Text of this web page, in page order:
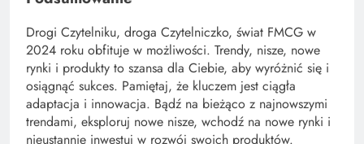
Drogi Czytelniku, droga Czytelniczko, świat FMCG w
2024 roku obfituje w możliwości. Trendy, nisze, nowe
rynki i produkty to szansa dla Ciebie, aby wyróżnić się i
osiągnąć sukces. Pamiętaj, że kluczem jest ciągła
adaptacja i innowacja. Bądź na bieżąco z najnowszymi
trendami, eksploruj nowe nisze, wchodź na nowe rynki i
nieustannie inwestuj w rozwój swoich produktów.